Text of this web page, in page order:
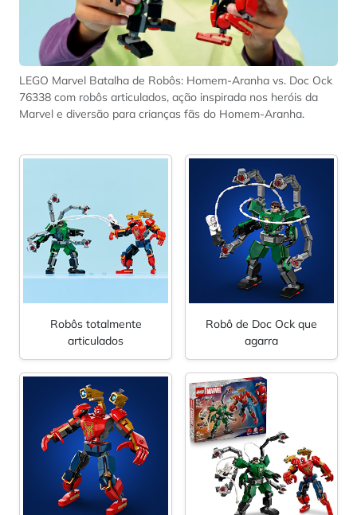
LEGO Marvel Batalha de Robôs: Homem-Aranha vs. Doc Ock
76338 com robôs articulados, ação inspirada nos heróis da
Marvel e diversão para crianças fãs do Homem-Aranha.
Robôs totalmente
articulados
Robô de Doc Ock que
agarra